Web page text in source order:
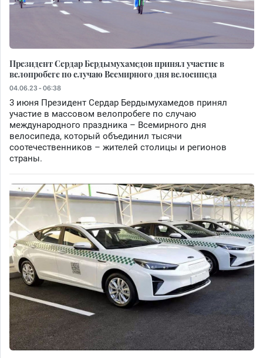
Президент Сердар Бердымухамедов принял участие в
велопробеге по случаю Всемирного дня велосипеда
04.06.23 - 06:38
3 июня Президент Сердар Бердымухамедов принял
участие в массовом велопробеге по случаю
международного праздника – Всемирного дня
велосипеда, который объединил тысячи
соотечественников – жителей столицы и регионов
страны.